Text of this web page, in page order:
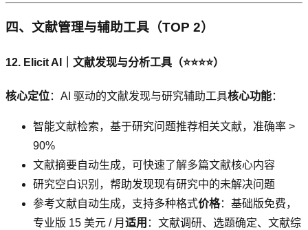
四、文献管理与辅助工具（TOP 2）
12. Elicit AI｜文献发现与分析工具（⭐⭐⭐⭐）
核心定位：AI 驱动的文献发现与研究辅助工具核心功能：
智能文献检索，基于研究问题推荐相关文献，准确率 >
90%
文献摘要自动生成，可快速了解多篇文献核心内容
研究空白识别，帮助发现现有研究中的未解决问题
参考文献自动生成，支持多种格式价格：基础版免费，
专业版 15 美元 / 月 适用 ：文献调研、选题确定、文献综